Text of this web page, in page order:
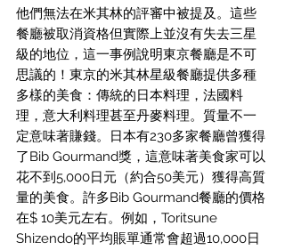
他們無法在米其林的評審中被提及。這些
餐廳被取消資格但實際上並沒有失去三星
級的地位，這一事例說明東京餐廳是不可
思議的！東京的米其林星級餐廳提供多種
多樣的美食：傳統的日本料理，法國料
理，意大利料理甚至丹麥料理。質量不一
定意味著賺錢。日本有230多家餐廳曾獲得
了Bib Gourmand獎，這意味著美食家可以
花不到5,000日元（約合50美元）獲得高質
量的美食。許多Bib Gourmand餐廳的價格
在$ 10美元左右。例如，Toritsune
Shizendo的平均賬單通常會超過10,000日